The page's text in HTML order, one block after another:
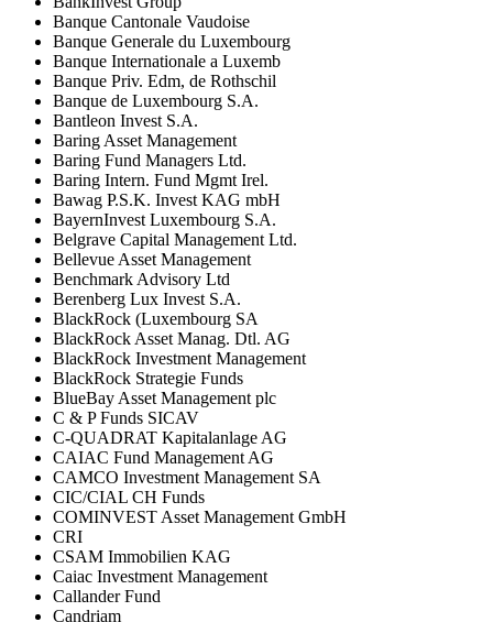
Banque Cantonale Vaudoise
Banque Generale du Luxembourg
Banque Internationale a Luxemb
Banque Priv. Edm, de Rothschil
Banque de Luxembourg S.A.
Bantleon Invest S.A.
Baring Asset Management
Baring Fund Managers Ltd.
Baring Intern. Fund Mgmt Irel.
Bawag P.S.K. Invest KAG mbH
BayernInvest Luxembourg S.A.
Belgrave Capital Management Ltd.
Bellevue Asset Management
Benchmark Advisory Ltd
Berenberg Lux Invest S.A.
BlackRock (Luxembourg SA
BlackRock Asset Manag. Dtl. AG
BlackRock Investment Management
BlackRock Strategie Funds
BlueBay Asset Management plc
C & P Funds SICAV
C-QUADRAT Kapitalanlage AG
CAIAC Fund Management AG
CAMCO Investment Management SA
CIC/CIAL CH Funds
COMINVEST Asset Management GmbH
CRI
CSAM Immobilien KAG
Caiac Investment Management
Callander Fund
Candriam